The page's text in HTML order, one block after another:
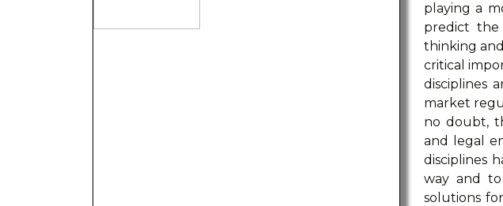
playing a
predict the
thinking
critical
disciplines
market
no doubt,
and legal
disciplines
way and to
solutions